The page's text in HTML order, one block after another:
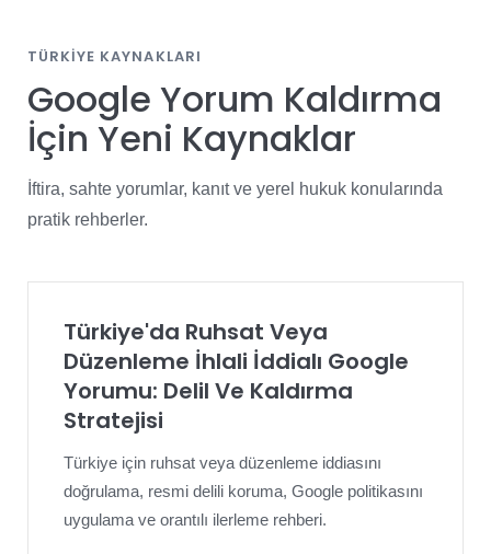
TÜRKIYE KAYNAKLARI
Google Yorum Kaldırma
İçin Yeni Kaynaklar
İftira, sahte yorumlar, kanıt ve yerel hukuk konularında
pratik rehberler.
Türkiye'da Ruhsat Veya
Düzenleme İhlali İddialı Google
Yorumu: Delil Ve Kaldırma
Stratejisi
Türkiye için ruhsat veya düzenleme iddiasını
doğrulama, resmi delili koruma, Google politikasını
uygulama ve orantılı ilerleme rehberi.